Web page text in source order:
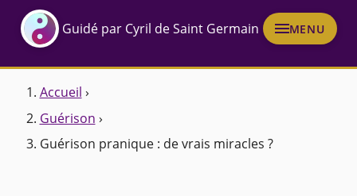
Guidé par Cyril de Saint Germain MENU
Accueil ›
Guérison ›
Guérison pranique : de vrais miracles ?